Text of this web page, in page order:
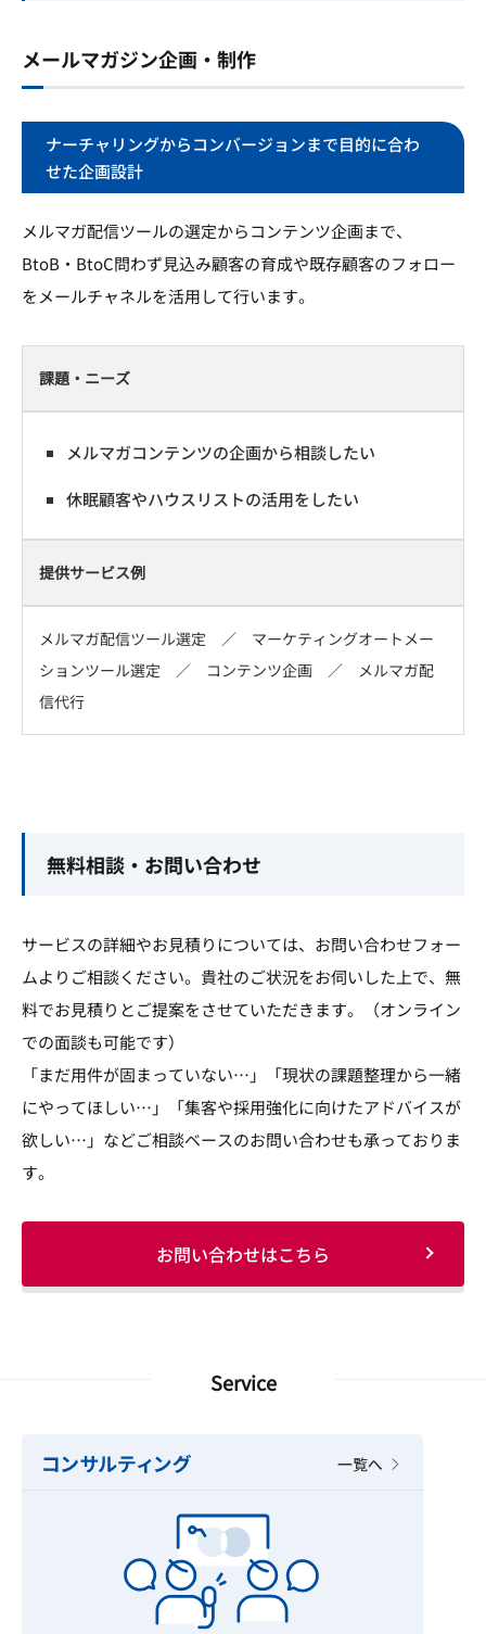
メールマガジン企画・制作
ナーチャリングからコンバージョンまで目的に合わ
せた企画設計
メルマガ配信ツールの選定からコンテンツ企画まで、
BtoB・BtoC問わず見込み顧客の育成や既存顧客のフォロー
をメールチャネルを活用して行います。
課題・ニーズ
メルマガコンテンツの企画から相談したい
休眠顧客やハウスリストの活用をしたい
提供サービス例
メルマガ配信ツール選定 ／ マーケティングオートメー
ションツール選定 ／ コンテンツ企画 ／ メルマガ配
信代行
無料相談・お問い合わせ
サービスの詳細やお見積りについては、お問い合わせフォー
ムよりご相談ください。貴社のご状況をお伺いした上で、無
料でお見積りとご提案をさせていただきます。（オンライン
での面談も可能です）
「まだ用件が固まっていない…」「現状の課題整理から一緒
にやってほしい…」「集客や採用強化に向けたアドバイスが
欲しい…」などご相談ベースのお問い合わせも承っておりま
す。
お問い合わせはこちら
Service